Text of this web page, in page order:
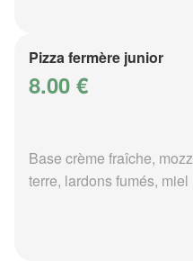
Pizza fermère junior
8.00 €
Base crème fraîche,
terre, lardons fumés, miel